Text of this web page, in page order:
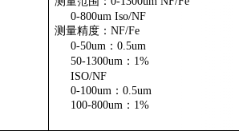
0-800um Iso/NF
测量精度： NF/Fe
0-50um：0.5um
50-1300um：1%
ISO/NF
0-100um：0.5um
100-800um：1%